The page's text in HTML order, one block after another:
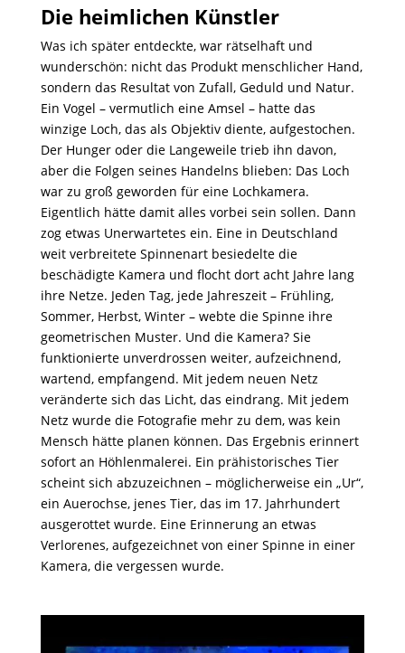
Die heimlichen Künstler
Was ich später entdeckte, war rätselhaft und
wunderschön: nicht das Produkt menschlicher Hand,
sondern das Resultat von Zufall, Geduld und Natur.
Ein Vogel – vermutlich eine Amsel – hatte das
winzige Loch, das als Objektiv diente, aufgestochen.
Der Hunger oder die Langeweile trieb ihn davon,
aber die Folgen seines Handelns blieben: Das Loch
war zu groß geworden für eine Lochkamera.
Eigentlich hätte damit alles vorbei sein sollen. Dann
zog etwas Unerwartetes ein. Eine in Deutschland
weit verbreitete Spinnenart besiedelte die
beschädigte Kamera und flocht dort acht Jahre lang
ihre Netze. Jeden Tag, jede Jahreszeit – Frühling,
Sommer, Herbst, Winter – webte die Spinne ihre
geometrischen Muster. Und die Kamera? Sie
funktionierte unverdrossen weiter, aufzeichnend,
wartend, empfangend. Mit jedem neuen Netz
veränderte sich das Licht, das eindrang. Mit jedem
Netz wurde die Fotografie mehr zu dem, was kein
Mensch hätte planen können. Das Ergebnis erinnert
sofort an Höhlenmalerei. Ein prähistorisches Tier
scheint sich abzuzeichnen – möglicherweise ein „Ur“,
ein Auerochse, jenes Tier, das im 17. Jahrhundert
ausgerottet wurde. Eine Erinnerung an etwas
Verlorenes, aufgezeichnet von einer Spinne in einer
Kamera, die vergessen wurde.